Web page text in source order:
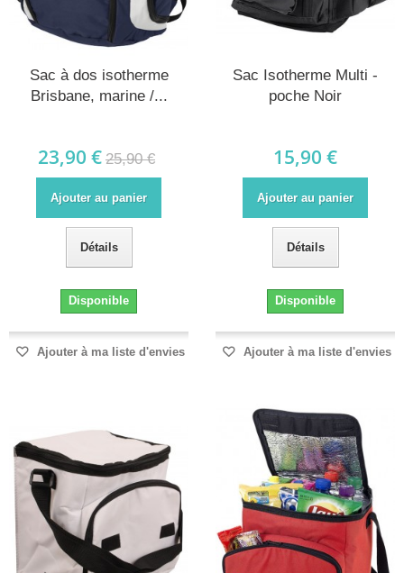
Sac à dos isotherme
Brisbane, marine /...
23,90 € 25,90 €
Ajouter au panier
Détails
Disponible
Ajouter à ma liste d'envies
Sac Isotherme Multi -
poche Noir
15,90 €
Ajouter au panier
Détails
Disponible
Ajouter à ma liste d'envies